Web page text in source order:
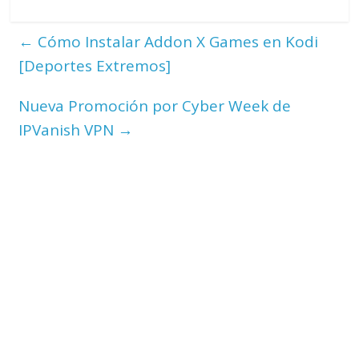
← Cómo Instalar Addon X Games en Kodi
[Deportes Extremos]
Nueva Promoción por Cyber Week de
IPVanish VPN →